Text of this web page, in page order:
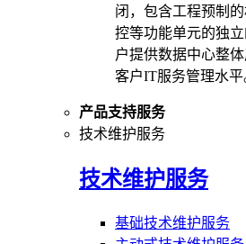
闭，包含工程预制
控等功能单元的独
户提供数据中心整
客户IT服务管理水平
产品支持服务
技术维护服务
技术维护服务
基础技术维护服务